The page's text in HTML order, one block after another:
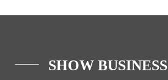
SHOW BUSINESS